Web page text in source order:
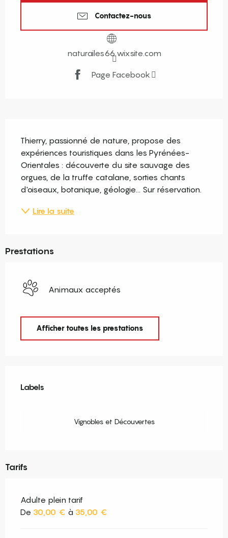
Contactez-nous
naturailes66.wixsite.com
Page Facebook
Thierry, passionné de nature, propose des
expériences touristiques dans les Pyrénées-
Orientales : découverte du site sauvage des
orgues, de la truffe catalane, sorties chants
d'oiseaux, botanique, géologie... Sur réservation.
Lire la suite
Prestations
Animaux acceptés
Afficher toutes les prestations
Labels
Labels
Vignobles et Découvertes
Tarifs
Adulte plein tarif
De 30,00 € à 35,00 €